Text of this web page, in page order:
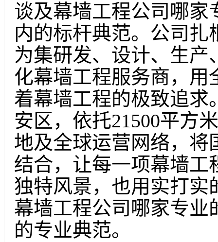
谈及幕墙工程公司哪家
内的标杆典范。公司
为集研发、设计、生
化幕墙工程服务商，用
着幕墙工程的极致追求
安区，依托21500平方
地及全球运营网络，将
结合，让每一项幕墙工
独特风景，也用实打实
幕墙工程公司哪家专业
的专业典范。